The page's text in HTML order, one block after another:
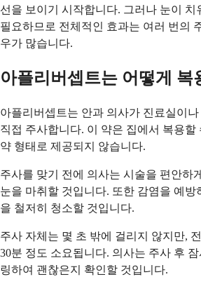
선을 보이기 시작합니다. 그러나 눈이 치
필요하므로 전체적인 효과는 여러 번의
우가 많습니다.
아플리버셉트는 어떻게 복
아플리버셉트는 안과 의사가 진료실이
직접 주사합니다. 이 약은 집에서 복용할
약 형태로 제공되지 않습니다.
주사를 맞기 전에 의사는 시술을 편안하
눈을 마취할 것입니다. 또한 감염을 예방
을 철저히 청소할 것입니다.
주사 자체는 몇 초 밖에 걸리지 않지만,
30분 정도 소요됩니다. 의사는 주사 후
링하여 괜찮은지 확인할 것입니다.